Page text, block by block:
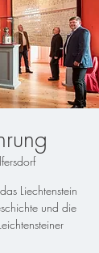
Liechtenstein
und die